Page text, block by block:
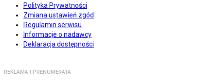
Polityka Prywatności
Zmiana ustawień zgód
Regulamin serwisu
Informacje o nadawcy
Deklaracja dostępności
REKLAMA I PRENUMERATA